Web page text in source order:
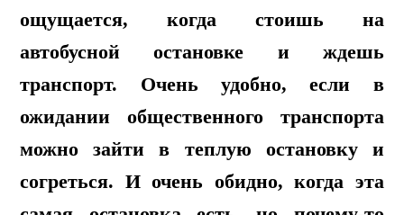
ощущается, когда стоишь на
автобусной остановке и ждешь
транспорт. Очень удобно, если в
ожидании общественного транспорта
можно зайти в теплую остановку и
согреться. И очень обидно, когда эта